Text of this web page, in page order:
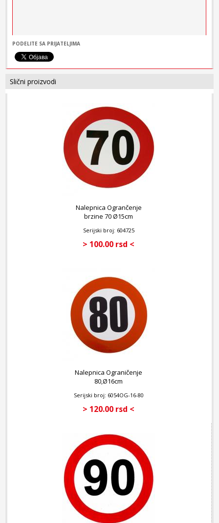
PODELITE SA PRIJATELJIMA
Slični proizvodi
Nalepnica Ogrančenje
brzine 70 Ø15cm
Serijski broj: 604725
> 100.00 rsd <
Nalepnica Ograničenje
80,Ø16cm
Serijski broj: 6054OG-16-80
> 120.00 rsd <